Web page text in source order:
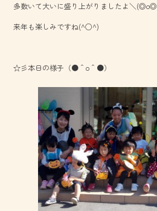
ok
多数いて大いに盛り上がりましたよ＼
来年も楽しみですね(^○^)
☆彡本日の様子（●＾o＾●）